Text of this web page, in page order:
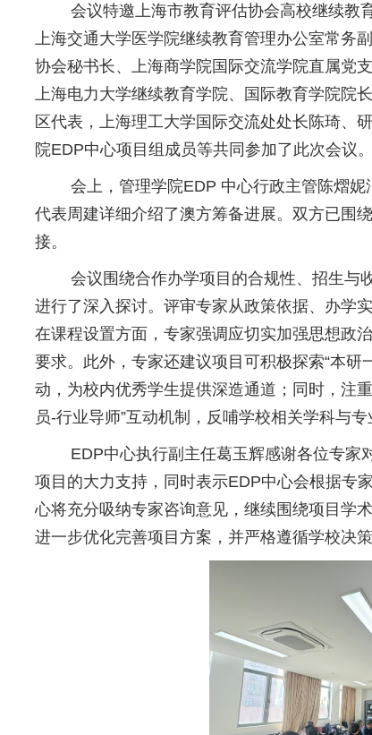
会议特邀上海市教育评估协会高校继续教育
上海交通大学医学院继续教育管理办公室常务
协会秘书长、上海商学院国际交流学院直属党
上海电力大学继续教育学院、国际教育学院院
区代表，上海理工大学国际交流处处长陈琦、
院EDP中心项目组成员等共同参加了此次会议
会上，管理学院EDP 中心行政主管陈熠妮
代表周建详细介绍了澳方筹备进展。双方已围
接。
会议围绕合作办学项目的合规性、招生与
进行了深入探讨。评审专家从政策依据、办学
在课程设置方面，专家强调应切实加强思想政
要求。此外，专家还建议项目可积极探索“本
动，为校内优秀学生提供深造通道；同时，注
员-行业导师”互动机制，反哺学校相关学科与专
EDP中心执行副主任葛玉辉感谢各位专家
项目的大力支持，同时表示EDP中心会根据专
心将充分吸纳专家咨询意见，继续围绕项目学
进一步优化完善项目方案，并严格遵循学校决